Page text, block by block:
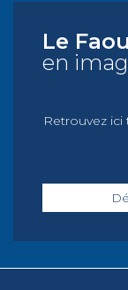
Le
en
Retrouvez ici